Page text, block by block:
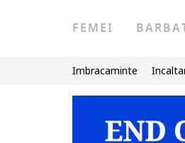
FEMEI
Imbracaminte